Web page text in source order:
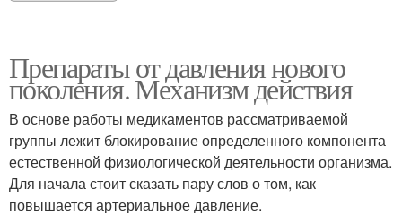
Препараты от давления нового
поколения. Механизм действия
В основе работы медикаментов рассматриваемой
группы лежит блокирование определенного компонента
естественной физиологической деятельности организма.
Для начала стоит сказать пару слов о том, как
повышается артериальное давление.